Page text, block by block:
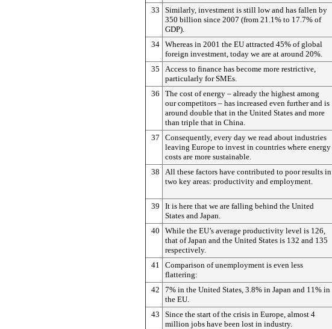
33
Similarly, investment is still low and has fallen by
350 billion since 2007 (from 21.1% to 17.7% of
GDP).
34 Whereas in 2001 the EU attracted 45% of global
foreign investment, today we are at around 20%.
35
Access to finance has become more restrictive,
particularly for SMEs.
36
The cost of energy – already the highest among
our competitors – has increased even further and is
around double that in the United States and more
than triple that in China.
37
Consequently, every day we read about industries
leaving Europe to invest in countries where energy
costs are more sustainable.
38
All these factors have contributed to poor results in
two key areas: productivity and employment.
39
It is here that we are falling behind the United
States and Japan.
40
While the EU’s average productivity level is 126,
that of Japan and the United States is 132 and 135
respectively.
41
Comparison of unemployment is even less
flattering:
42
7% in the United States, 3.8% in Japan and 11% in
the EU.
43
Since the start of the crisis in Europe, almost 4
million jobs have been lost in industry.